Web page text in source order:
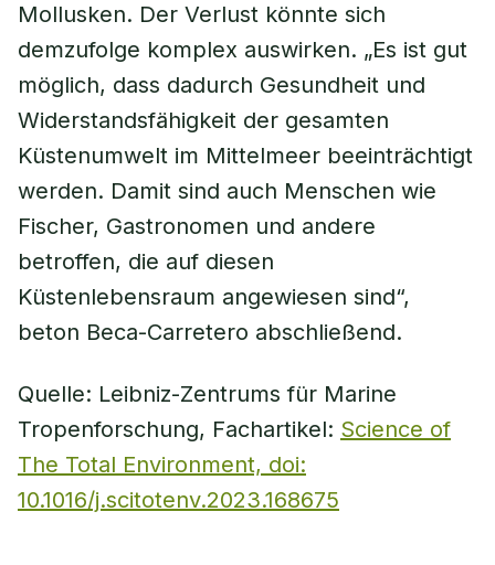
Mollusken. Der Verlust könnte sich
demzufolge komplex auswirken. „Es ist gut
möglich, dass dadurch Gesundheit und
Widerstandsfähigkeit der gesamten
Küstenumwelt im Mittelmeer beeinträchtigt
werden. Damit sind auch Menschen wie
Fischer, Gastronomen und andere
betroffen, die auf diesen
Küstenlebensraum angewiesen sind“,
beton Beca-Carretero abschließend.
Quelle: Leibniz-Zentrums für Marine
Tropenforschung, Fachartikel: Science of
The Total Environment, doi:
10.1016/j.scitotenv.2023.168675